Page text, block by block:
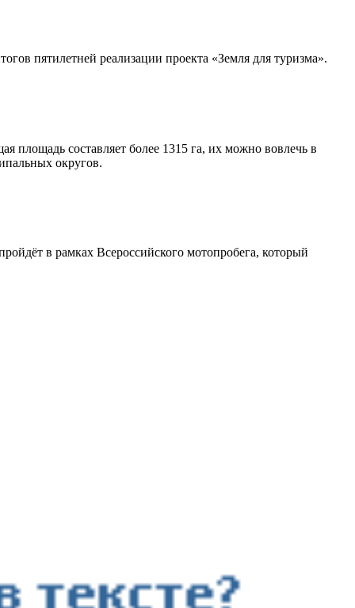
пятилетней реализации проекта «Земля для туризма».
площадь составляет более 1315 га, их можно вовлечь в
округов.
в рамках Всероссийского мотопробега, который